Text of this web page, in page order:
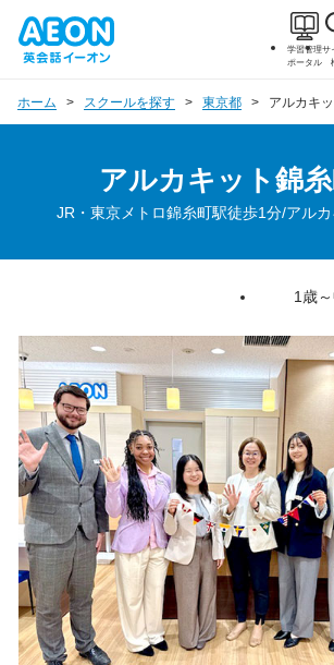
学習管理
ポータル
サ
ホーム スクールを探す 東京都 アルカキ
アルカキット錦
JR・東京メトロ錦糸町駅徒歩1分/アル
1歳